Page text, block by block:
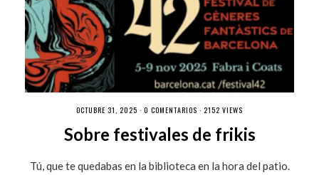
OCTUBRE 31, 2025 · 0 COMENTARIOS · 2152 VIEWS
Sobre festivales de frikis
Tú, que te quedabas en la biblioteca en la hora del patio.